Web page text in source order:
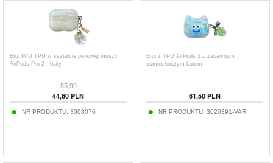
Etui IMD TPU w kształcie perłowej muszli
AirPods Pro 2 - biały
55,90
44,60 PLN
NR PRODUKTU: 3008076
Etui z TPU AirPods 3 z zabawnym
uśmiechniętym kotem
61,50 PLN
NR PRODUKTU: 3020391-VAR